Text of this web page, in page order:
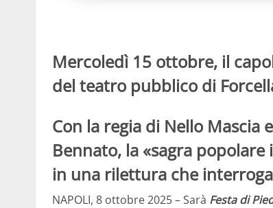
Mercoledì 15 ottobre, il
del teatro pubblico di
Con la regia di Nello Mascia
Bennato, la «sagra
in una rilettura che
NAPOLI, 8 ottobre 2025 – Sarà Festa di